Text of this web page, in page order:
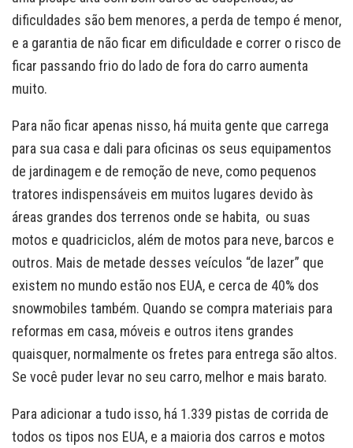
dificuldades são bem menores, a perda de tempo é menor,
e a garantia de não ficar em dificuldade e correr o risco de
ficar passando frio do lado de fora do carro aumenta
muito.
Para não ficar apenas nisso, há muita gente que carrega
para sua casa e dali para oficinas os seus equipamentos
de jardinagem e de remoção de neve, como pequenos
tratores indispensáveis em muitos lugares devido às
áreas grandes dos terrenos onde se habita, ou suas
motos e quadriciclos, além de motos para neve, barcos e
outros. Mais de metade desses veículos “de lazer” que
existem no mundo estão nos EUA, e cerca de 40% dos
snowmobiles também. Quando se compra materiais para
reformas em casa, móveis e outros itens grandes
quaisquer, normalmente os fretes para entrega são altos.
Se você puder levar no seu carro, melhor e mais barato.
Para adicionar a tudo isso, há 1.339 pistas de corrida de
todos os tipos nos EUA, e a maioria dos carros e motos